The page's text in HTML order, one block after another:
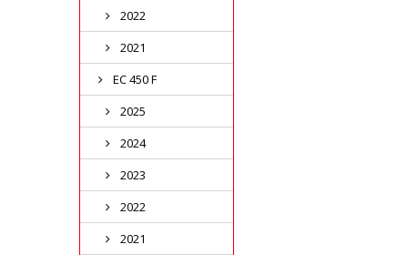
2022
2021
EC 450 F
2025
2024
2023
2022
2021